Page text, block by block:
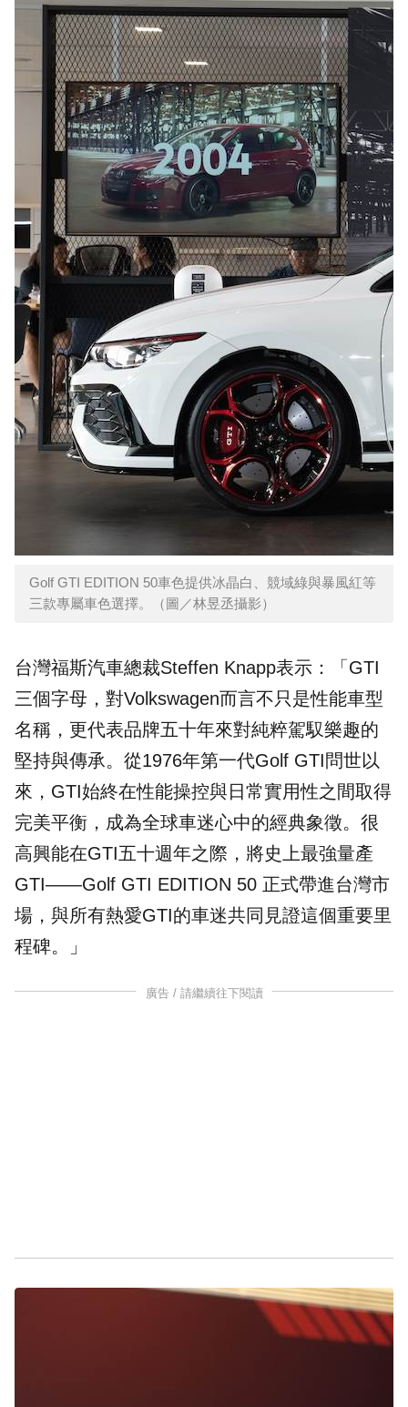
Golf GTI EDITION 50車色提供冰晶白、競域綠與暴風紅等
三款專屬車色選擇。（圖／林昱丞攝影）
台灣福斯汽車總裁Steffen Knapp表示：「GTI
三個字母，對Volkswagen而言不只是性能車型
名稱，更代表品牌五十年來對純粹駕馭樂趣的
堅持與傳承。從1976年第一代Golf GTI問世以
來，GTI始終在性能操控與日常實用性之間取得
完美平衡，成為全球車迷心中的經典象徵。很
高興能在GTI五十週年之際，將史上最強量產
GTI——Golf GTI EDITION 50 正式帶進台灣市
場，與所有熱愛GTI的車迷共同見證這個重要里
程碑。」
廣告 / 請繼續往下閱讀